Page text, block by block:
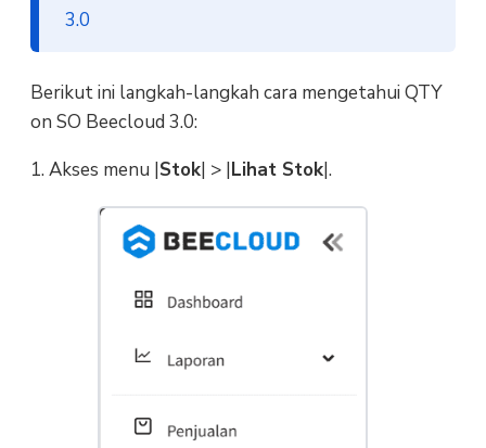
3.0
Berikut ini langkah-langkah cara mengetahui QTY
on SO Beecloud 3.0:
1. Akses menu |Stok| > |Lihat Stok|.